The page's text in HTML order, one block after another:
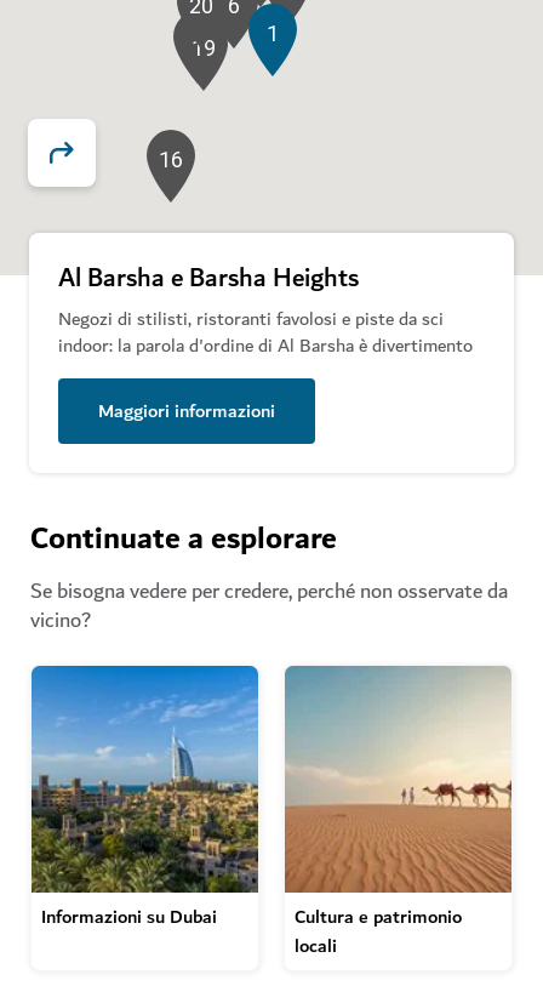
1
6
15
16
18
19
20
Al Barsha e Barsha Heights
Negozi di stilisti, ristoranti favolosi e piste da sci
indoor: la parola d'ordine di Al Barsha è divertimento
Maggiori informazioni
Continuate a esplorare
Se bisogna vedere per credere, perché non osservate da
vicino?
Informazioni su Dubai
Cultura e patrimonio
locali